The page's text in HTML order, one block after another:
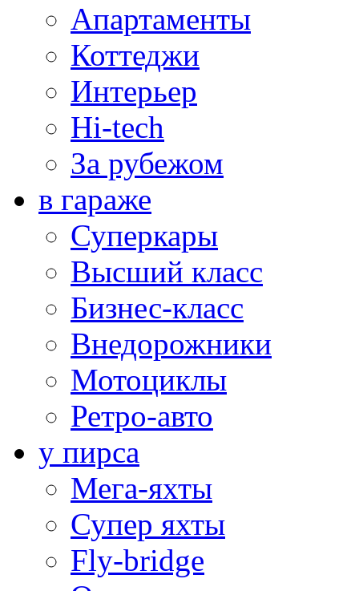
Апартаменты
Коттеджи
Интерьер
Hi-tech
За рубежом
в гараже
Суперкары
Высший класс
Бизнес-класс
Внедорожники
Мотоциклы
Ретро-авто
у пирса
Мега-яхты
Супер яхты
Fly-bridge